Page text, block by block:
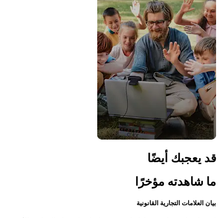
قد يعجبك أيضًا
ما شاهدته مؤخرًا
بيان العلامات التجارية القانونية